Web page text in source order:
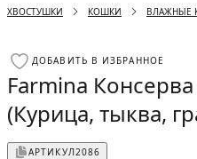
ХВОСТУШКИ КОШКИ ВЛАЖНЫЕ
ДОБАВИТЬ В ИЗБРАННОЕ
Farmina
(Курица, тыква,
АРТИКУЛ2086